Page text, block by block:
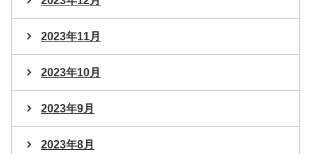
2023年11月
2023年10月
2023年9月
2023年8月